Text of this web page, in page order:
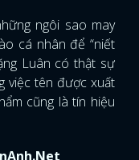
ngôi sao may
cá nhân để “niết
Luân có thật sự
việc tên được xuất
cũng là tín hiệu